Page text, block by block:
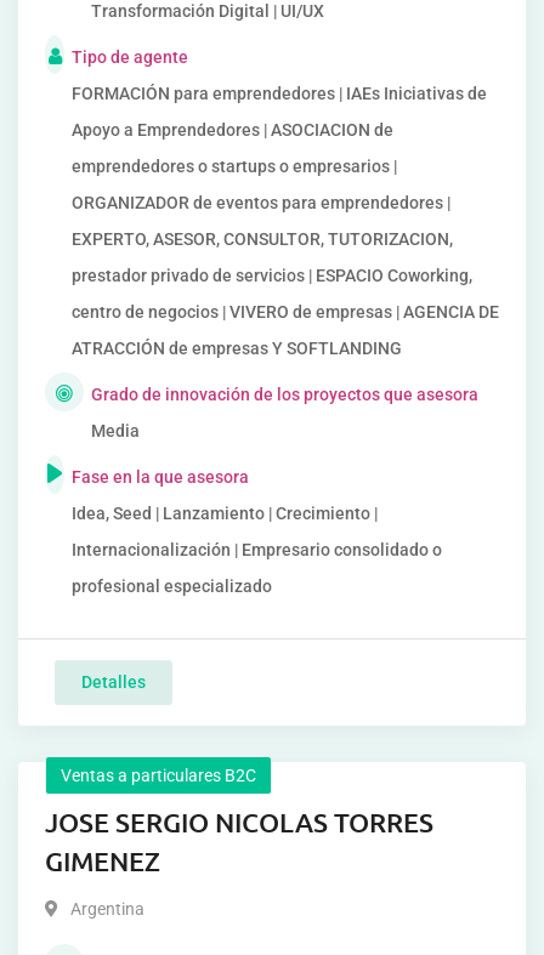
Transformación Digital | UI/UX
Tipo de agente
FORMACIÓN para emprendedores | IAEs Iniciativas de
Apoyo a Emprendedores | ASOCIACION de
emprendedores o startups o empresarios |
ORGANIZADOR de eventos para emprendedores |
EXPERTO, ASESOR, CONSULTOR, TUTORIZACION,
prestador privado de servicios | ESPACIO Coworking,
centro de negocios | VIVERO de empresas | AGENCIA DE
ATRACCIÓN de empresas Y SOFTLANDING
Grado de innovación de los proyectos que asesora
Media
Fase en la que asesora
Idea, Seed | Lanzamiento | Crecimiento |
Internacionalización | Empresario consolidado o
profesional especializado
Detalles
Ventas a particulares B2C
JOSE SERGIO NICOLAS TORRES
GIMENEZ
Argentina